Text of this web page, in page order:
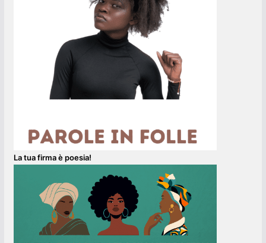
La tua firma è poesia!